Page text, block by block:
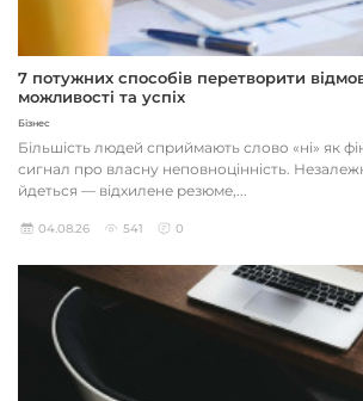
7 потужних способів перетворити
можливості та успіх
Бізнес
Більшість людей сприймають слово «ні» як
сигнал про власну неповноцінність.
йдеться — відхилене резюме,...
04.08.26 541 0